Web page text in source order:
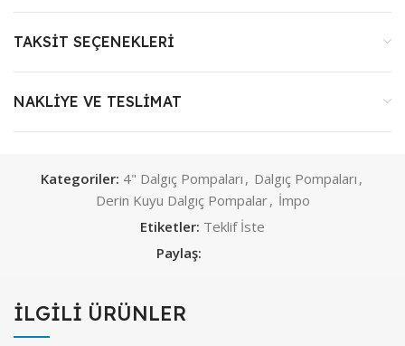
TAKSIT SEÇENEKLERI
NAKLIYE VE TESLIMAT
Kategoriler: 4" Dalgıç Pompaları , Dalgıç Pompaları ,
Derin Kuyu Dalgıç Pompalar, İmpo
Etiketler: Teklif İste
Paylaş:
İLGILI ÜRÜNLER